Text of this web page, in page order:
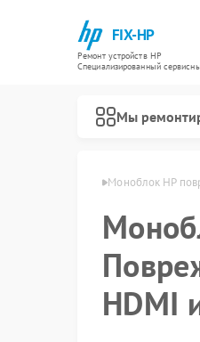
FIX-HP
Ремонт устройств HP
Специализированный
Мы
в Благовещенске Моноблок HP
HDMI